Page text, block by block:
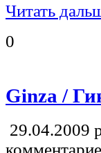
Читать
0
Ginza /
29.04.2009